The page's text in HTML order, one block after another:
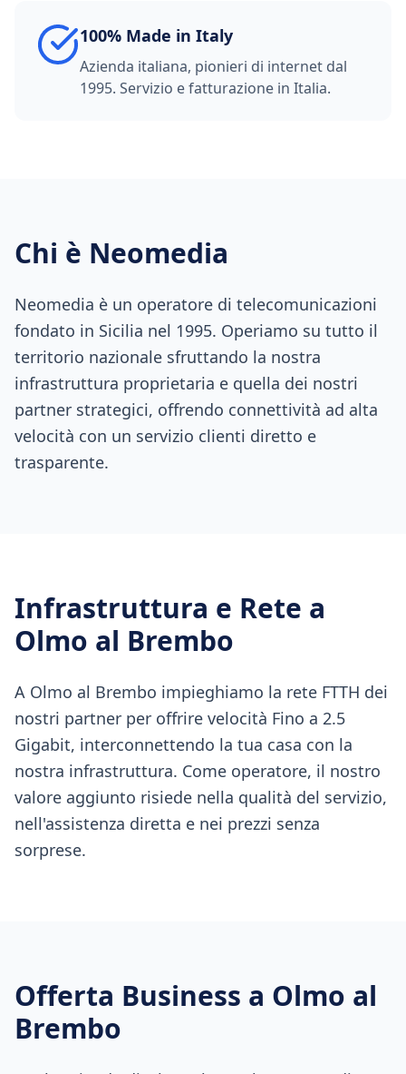
100% Made in Italy
Azienda italiana, pionieri di internet dal
1995. Servizio e fatturazione in Italia.
Chi è Neomedia
Neomedia è un operatore di telecomunicazioni
fondato in Sicilia nel 1995. Operiamo su tutto il
territorio nazionale sfruttando la nostra
infrastruttura proprietaria e quella dei nostri
partner strategici, offrendo connettività ad alta
velocità con un servizio clienti diretto e
trasparente.
Infrastruttura e Rete a
Olmo al Brembo
A Olmo al Brembo impieghiamo la rete FTTH dei
nostri partner per offrire velocità Fino a 2.5
Gigabit, interconnettendo la tua casa con la
nostra infrastruttura. Come operatore, il nostro
valore aggiunto risiede nella qualità del servizio,
nell'assistenza diretta e nei prezzi senza
sorprese.
Offerta Business a Olmo al
Brembo